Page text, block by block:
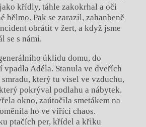
křídly, táhle zakokrhal a oči
bělmo. Pak se zarazil, zahanbeně
obrátit v žert, a když jsme
se s námi.
úklidu domu, do
Adéla. Stanula ve dveřích
který tu visel ve vzduchu,
pokrýval podlahu a nábytek.
okno, zaútočila smetákem na
ho ve vířící chaos.
ptačích per, křídel a křiku